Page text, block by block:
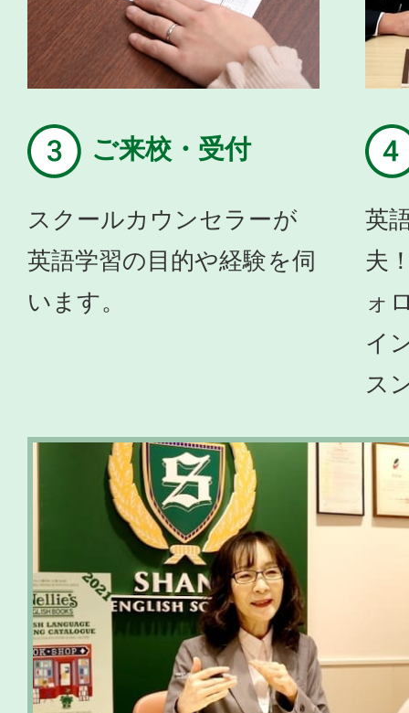
ご来校・受付
スクールカウンセラーが
英語学習の目的や経験を伺
います。
英
夫
ォ
イ
ス